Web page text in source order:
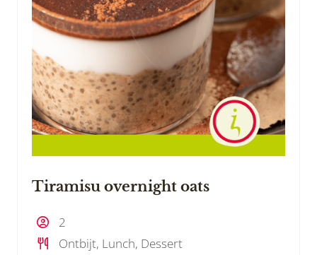
Tiramisu overnight oats
2
Ontbijt, Lunch, Dessert